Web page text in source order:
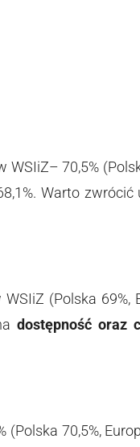
WSIiZ– 70,5%
Warto
WSIiZ (Polska 69%,
dostępność oraz
(Polska 70,5%,